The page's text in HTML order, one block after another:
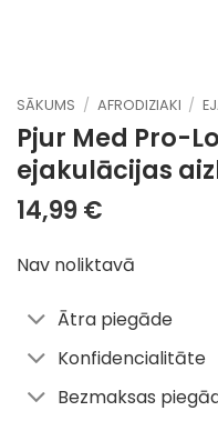
SĀKUMS / AFRODIZIAKI /
Pjur Med Pro-
ejakulācijas
14,99€
Nav noliktavā
Ātra piegāde
Konfidencialitāte
Bezmaksas